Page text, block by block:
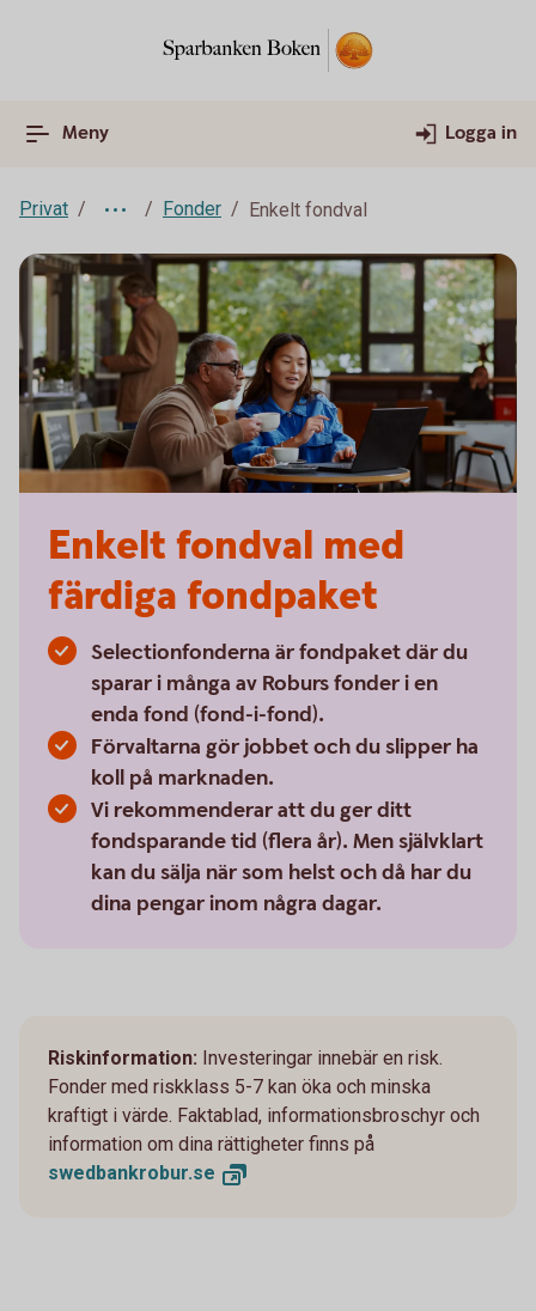
Meny Logga in
Privat Fonder Enkelt fondval
Enkelt fondval med
färdiga fondpaket
Selectionfonderna är fondpaket där du
sparar i många av Roburs fonder i en
enda fond (fond-i-fond).
Förvaltarna gör jobbet och du slipper ha
koll på marknaden.
Vi rekommenderar att du ger ditt
fondsparande tid (flera år). Men självklart
kan du sälja när som helst och då har du
dina pengar inom några dagar.
Riskinformation: Investeringar innebär en risk.
Fonder med riskklass 5-7 kan öka och minska
kraftigt i värde. Faktablad, informationsbroschyr och
information om dina rättigheter finns på
swedbankrobur.se